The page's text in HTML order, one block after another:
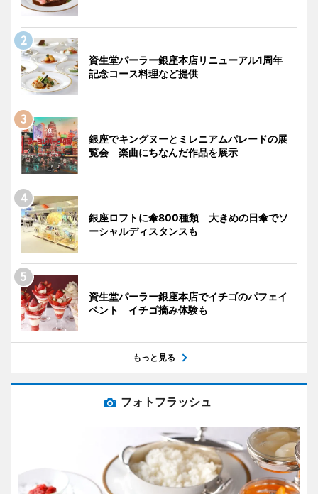
資生堂パーラー銀座本店リニューアル1周年
記念コース料理など提供
銀座でキングヌーとミレニアムパレードの展
覧会 楽曲にちなんだ作品を展示
銀座ロフトに傘800種類 大きめの日傘でソ
ーシャルディスタンスも
資生堂パーラー銀座本店でイチゴのパフェイ
ベント イチゴ摘み体験も
もっと見る
フォトフラッシュ